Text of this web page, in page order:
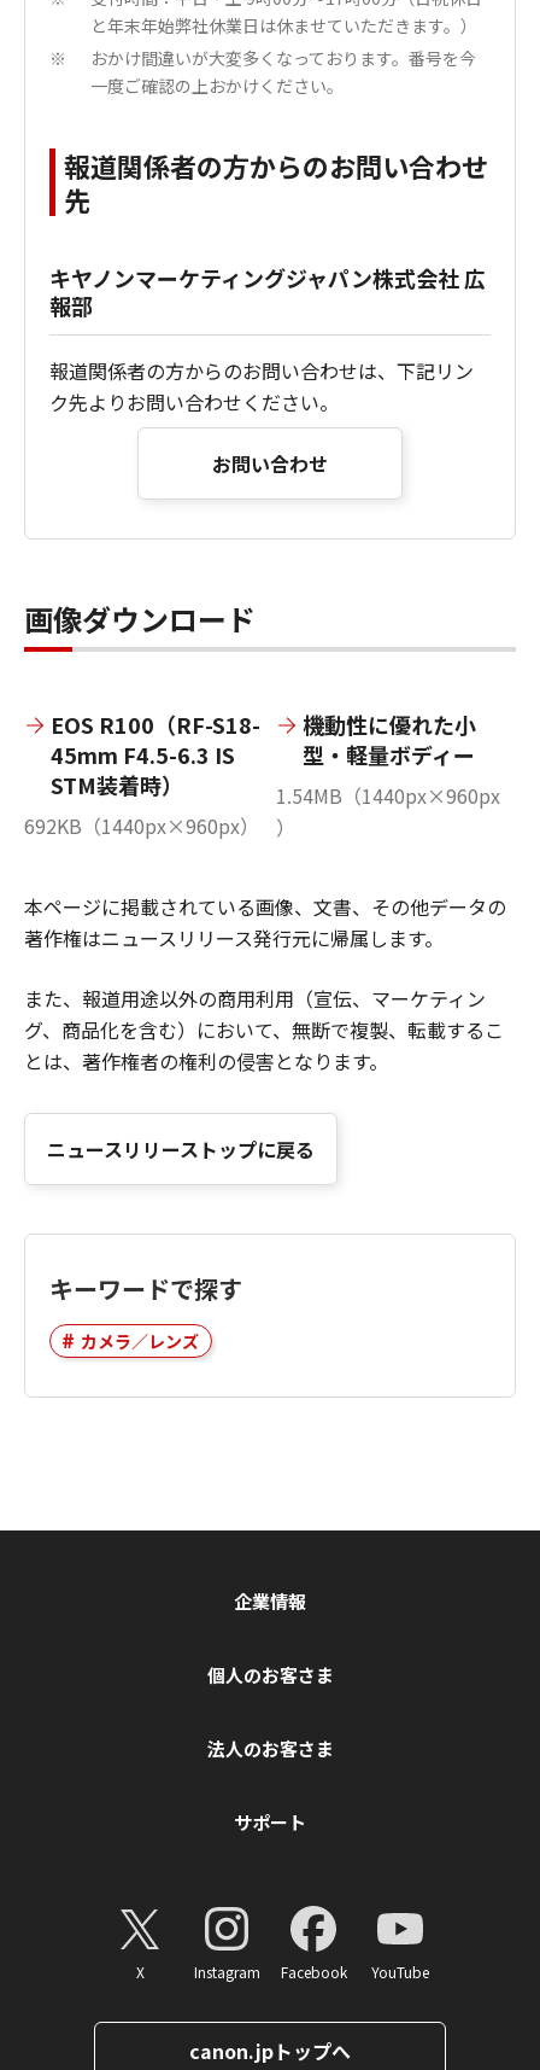
と年末年始弊社休業日は休ませていただきます。）
※
おかけ間違いが大変多くなっております。番号を今
一度ご確認の上おかけください。
報道関係者の方からのお問い合わせ
先
キヤノンマーケティングジャパン株式会社 広
報部
報道関係者の方からのお問い合わせは、下記リン
ク先よりお問い合わせください。
お問い合わせ
画像ダウンロード
EOS R100（RF-S18-
45mm F4.5-6.3 IS
STM装着時）
692KB（1440px×960px）
機動性に優れた小
型・軽量ボディー
1.54MB（1440px×960px
）
本ページに掲載されている画像、文書、その他データの
著作権はニュースリリース発行元に帰属します。
また、報道用途以外の商用利用（宣伝、マーケティン
グ、商品化を含む）において、無断で複製、転載するこ
とは、著作権者の権利の侵害となります。
ニュースリリーストップに戻る
キーワードで探す
カメラ／レンズ
企業情報
個人のお客さま
法人のお客さま
サポート
X Instagram Facebook YouTube
canon.jpトップへ